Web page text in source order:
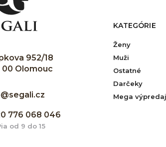
952/18
00 Olomouc
776 068 046
od 9 do 15
KATEGÓRIE
Ženy
Muži
Ostatné
Darčeky
Mega